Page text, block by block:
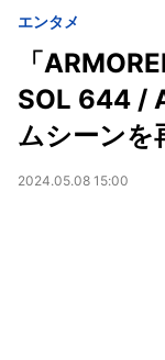
エンタメ
「
SOL 644 /
ムシーンを
2024.05.08 15:00